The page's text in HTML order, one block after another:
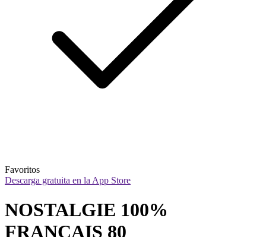
Favoritos
Descarga gratuita en la App Store
NOSTALGIE 100%
FRANCAIS 80